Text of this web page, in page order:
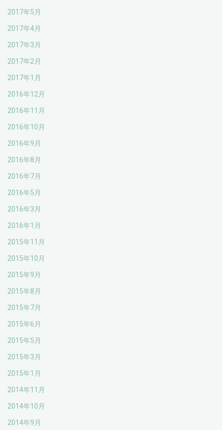
2017年5月
2017年4月
2017年3月
2017年2月
2017年1月
2016年12月
2016年11月
2016年10月
2016年9月
2016年8月
2016年7月
2016年5月
2016年3月
2016年1月
2015年11月
2015年10月
2015年9月
2015年8月
2015年7月
2015年6月
2015年5月
2015年3月
2015年1月
2014年11月
2014年10月
2014年9月